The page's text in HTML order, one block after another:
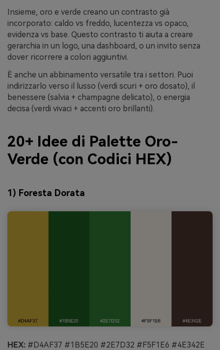
Insieme, oro e verde creano un contrasto già
incorporato: caldo vs freddo, lucentezza vs opaco,
evidenza vs base. Questo contrasto ti aiuta a creare
gerarchia in un logo, una dashboard, o un invito senza
dover ricorrere a colori aggiuntivi.
È anche un abbinamento versatile tra i settori. Puoi
indirizzarlo verso il lusso (verdi scuri + oro dosato), il
benessere (salvia + champagne delicato), o energia
decisa (verdi vivaci + accenti oro brillanti).
20+ Idee di Palette Oro-
Verde (con Codici HEX)
1) Foresta Dorata
HEX: #D4AF37 #1B5E20 #2E7D32 #F5F1E6 #4E342E